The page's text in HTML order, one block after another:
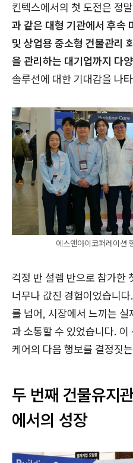
킨텍스에서의 첫 도전은 정
과 같은 대형 기관에서 후속
및 상업용 중소형 건물관리
을 관리하는 대기업까지 다
솔루션에 대한 기대감을 나
에스앤아이코퍼레이션
걱정 반 설렘 반으로 참가한
너무나 값진 경험이었습니
를 넘어, 시장에서 느끼는
과 소통할 수 있었습니다.
케어의 다음 행보를 결정짓
두 번째 건물유지
에서의 성장